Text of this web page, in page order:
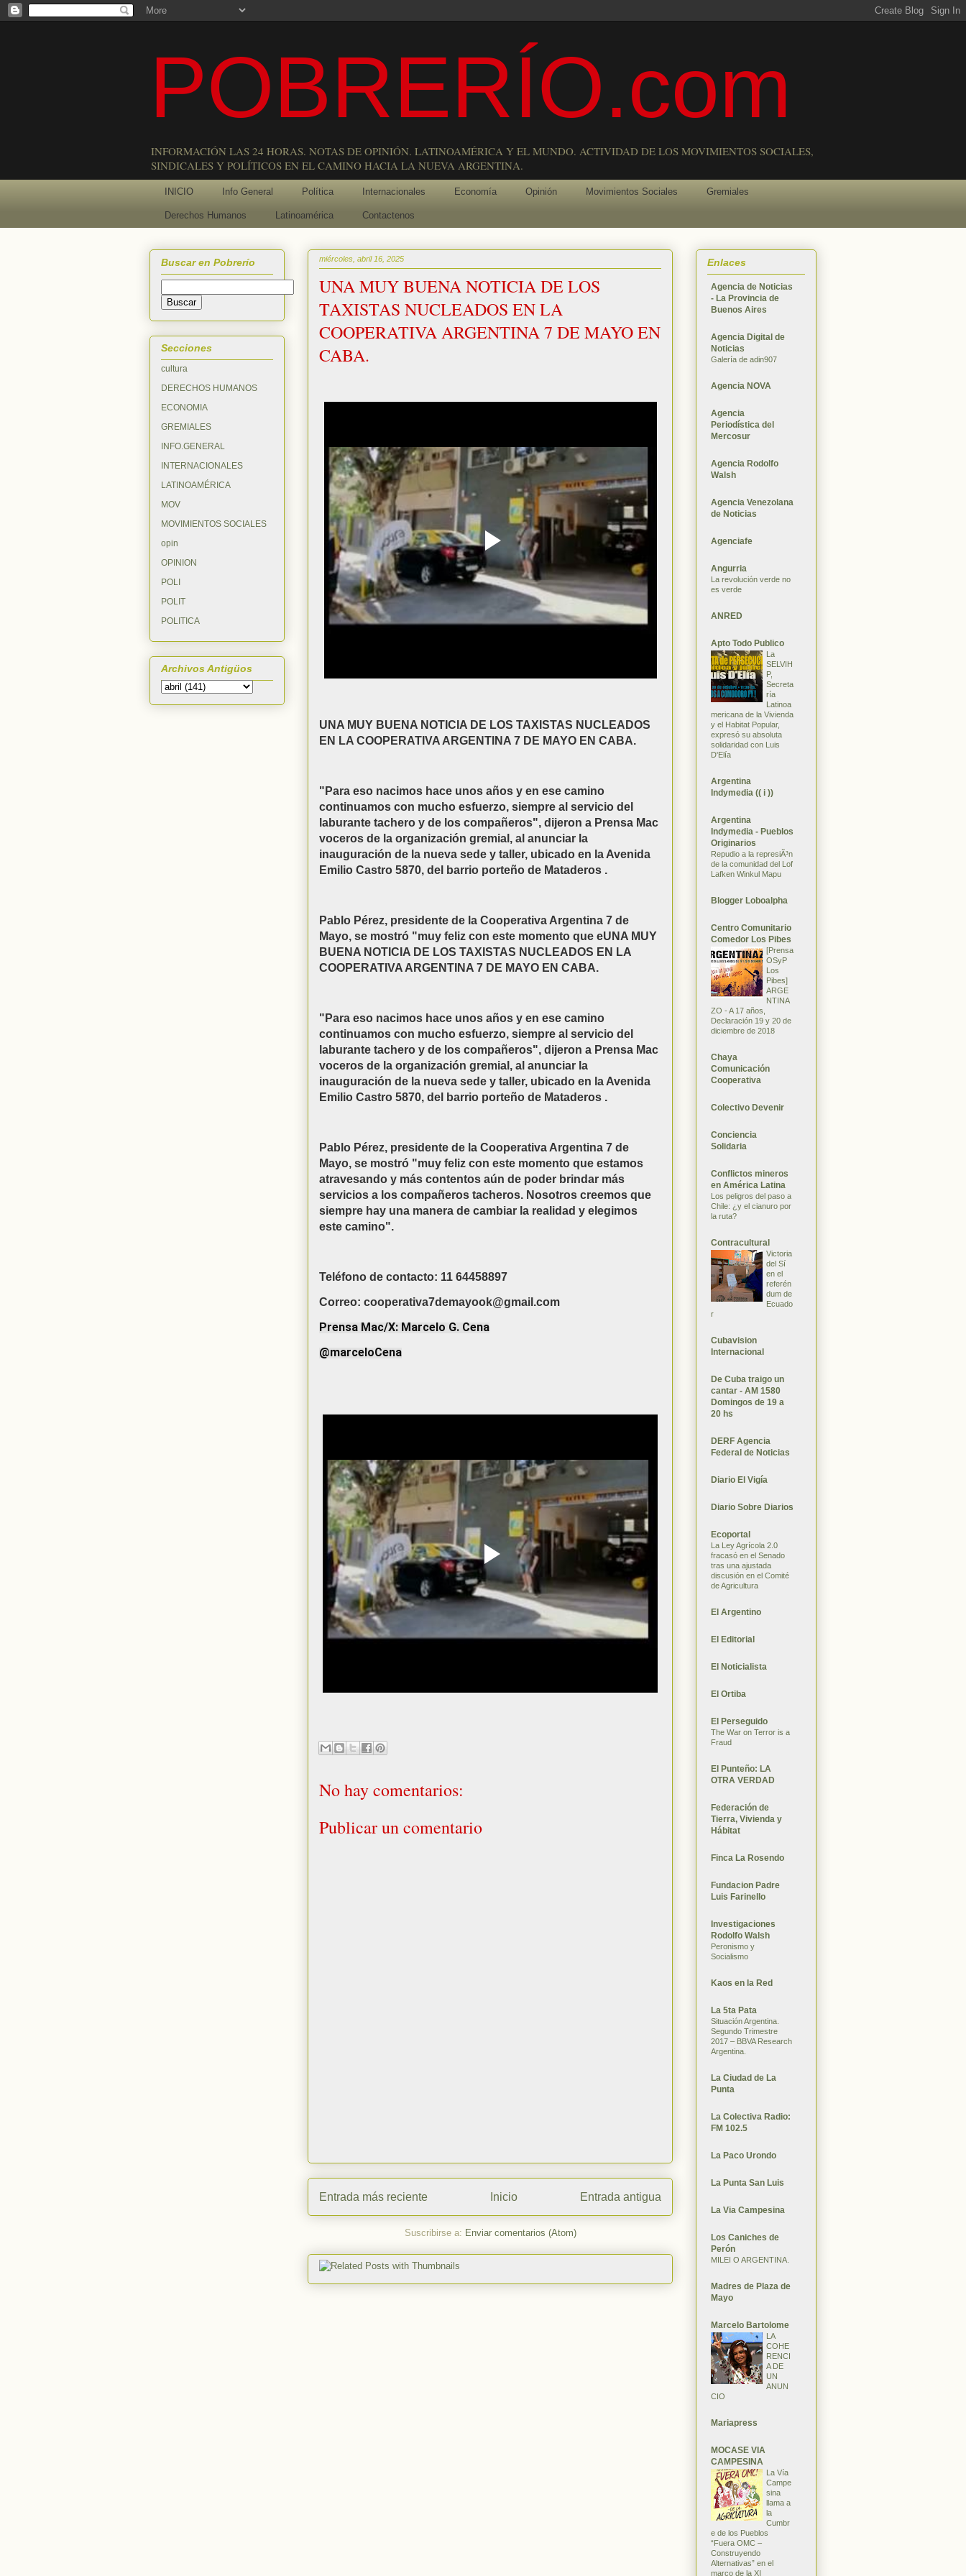
POBRERÍO.com
INFORMACIÓN LAS 24 HORAS. NOTAS DE OPINIÓN. LATINOAMÉRICA Y EL MUNDO. ACTIVIDAD DE LOS MOVIMIENTOS SOCIALES,
SINDICALES Y POLÍTICOS EN EL CAMINO HACIA LA NUEVA ARGENTINA.
INICIO Info General Política Internacionales Economía Opinión Movimientos Sociales Gremiales
Derechos Humanos Latinoamérica Contactenos
miércoles, abril 16, 2025
UNA MUY BUENA NOTICIA DE LOS
TAXISTAS NUCLEADOS EN LA
COOPERATIVA ARGENTINA 7 DE MAYO EN
CABA.
UNA MUY BUENA NOTICIA DE LOS TAXISTAS NUCLEADOS
EN LA COOPERATIVA ARGENTINA 7 DE MAYO EN CABA.
"Para eso nacimos hace unos años y en ese camino
continuamos con mucho esfuerzo, siempre al servicio del
laburante tachero y de los compañeros", dijeron a Prensa Mac
voceros de la organización gremial, al anunciar la
inauguración de la nueva sede y taller, ubicado en la Avenida
Emilio Castro 5870, del barrio porteño de Mataderos .
Pablo Pérez, presidente de la Cooperativa Argentina 7 de
Mayo, se mostró "muy feliz con este momento que eUNA MUY
BUENA NOTICIA DE LOS TAXISTAS NUCLEADOS EN LA
COOPERATIVA ARGENTINA 7 DE MAYO EN CABA.
"Para eso nacimos hace unos años y en ese camino
continuamos con mucho esfuerzo, siempre al servicio del
laburante tachero y de los compañeros", dijeron a Prensa Mac
voceros de la organización gremial, al anunciar la
inauguración de la nueva sede y taller, ubicado en la Avenida
Emilio Castro 5870, del barrio porteño de Mataderos .
Pablo Pérez, presidente de la Cooperativa Argentina 7 de
Mayo, se mostró "muy feliz con este momento que estamos
atravesando y más contentos aún de poder brindar más
servicios a los compañeros tacheros. Nosotros creemos que
siempre hay una manera de cambiar la realidad y elegimos
este camino".
Teléfono de contacto: 11 64458897
Correo: cooperativa7demayook@gmail.com
Prensa Mac/X: Marcelo G. Cena
@marceloCena
No hay comentarios:
Publicar un comentario
Entrada más reciente Entrada antigua
Inicio
Suscribirse a: Enviar comentarios (Atom)
Buscar en Pobrerío
Secciones
cultura
DERECHOS HUMANOS
ECONOMIA
GREMIALES
INFO.GENERAL
INTERNACIONALES
LATINOAMÉRICA
MOV
MOVIMIENTOS SOCIALES
opin
OPINION
POLI
POLIT
POLITICA
Archivos Antigüos
Enlaces
Agencia de Noticias
- La Provincia de
Buenos Aires
Agencia Digital de
Noticias
Galería de adin907
Agencia NOVA
Agencia
Periodística del
Mercosur
Agencia Rodolfo
Walsh
Agencia Venezolana
de Noticias
Agenciafe
Angurria
La revolución verde no
es verde
ANRED
Apto Todo Publico
La
SELVIH
P,
Secreta
ría
Latinoa
mericana de la Vivienda
y el Habitat Popular,
expresó su absoluta
solidaridad con Luis
D'Elía
Argentina
Indymedia (( i ))
Argentina
Indymedia - Pueblos
Originarios
Repudio a la represiÃ³n
de la comunidad del Lof
Lafken Winkul Mapu
Blogger Loboalpha
Centro Comunitario
Comedor Los Pibes
[Prensa
OSyP
Los
Pibes]
ARGE
NTINA
ZO - A 17 años,
Declaración 19 y 20 de
diciembre de 2018
Chaya
Comunicación
Cooperativa
Colectivo Devenir
Conciencia
Solidaria
Conflictos mineros
en América Latina
Los peligros del paso a
Chile: ¿y el cianuro por
la ruta?
Contracultural
Victoria
del Sí
en el
referén
dum de
Ecuado
r
Cubavision
Internacional
De Cuba traigo un
cantar - AM 1580
Domingos de 19 a
20 hs
DERF Agencia
Federal de Noticias
Diario El Vigía
Diario Sobre Diarios
Ecoportal
La Ley Agrícola 2.0
fracasó en el Senado
tras una ajustada
discusión en el Comité
de Agricultura
El Argentino
El Editorial
El Noticialista
El Ortiba
El Perseguido
The War on Terror is a
Fraud
El Punteño: LA
OTRA VERDAD
Federación de
Tierra, Vivienda y
Hábitat
Finca La Rosendo
Fundacion Padre
Luis Farinello
Investigaciones
Rodolfo Walsh
Peronismo y
Socialismo
Kaos en la Red
La 5ta Pata
Situación Argentina.
Segundo Trimestre
2017 – BBVA Research
Argentina.
La Ciudad de La
Punta
La Colectiva Radio:
FM 102.5
La Paco Urondo
La Punta San Luis
La Via Campesina
Los Caniches de
Perón
MILEI O ARGENTINA.
Madres de Plaza de
Mayo
Marcelo Bartolome
LA
COHE
RENCI
A DE
UN
ANUN
CIO
Mariapress
MOCASE VIA
CAMPESINA
La Vía
Campe
sina
llama a
la
Cumbr
e de los Pueblos
“Fuera OMC –
Construyendo
Alternativas” en el
marco de la XI